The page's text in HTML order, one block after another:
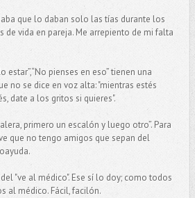
que lo daban solo las tías durante los
de vida en pareja. Me arrepiento de mi falta
estar”,“No pienses en eso” tienen una
no se dice en voz alta: "mientras estés
date a los gritos si quieres".
primero un escalón y luego otro”. Para
que no tengo amigos que sepan del
"ve al médico". Ese sí lo doy; como todos
al médico. Fácil, facilón.